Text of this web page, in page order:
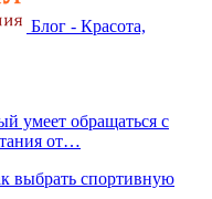
Блог - Красота,
умеет обращаться с
от…
выбрать спортивную